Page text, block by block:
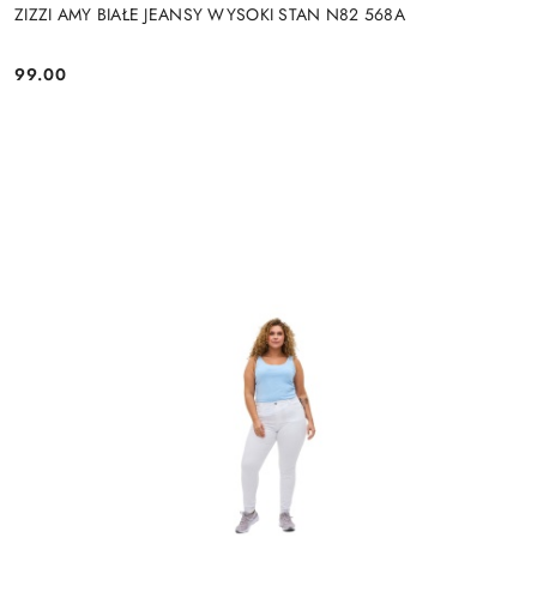
ZIZZI AMY BIAŁE JEANSY WYSOKI STAN N82 568A
Cena:
99.00